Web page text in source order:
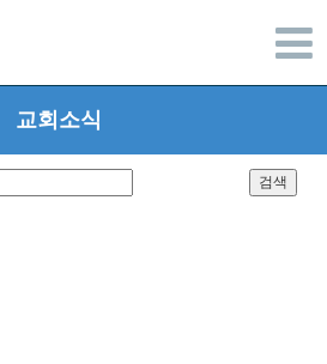
교회소식
검색